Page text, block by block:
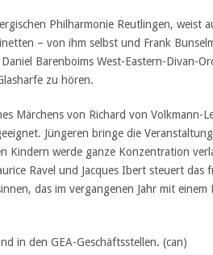
Philharmonie Reutlingen, weist
– von ihm selbst und Frank
Barenboims West-Eastern-Divan-
zu hören.
Märchens von Richard von Volkmann-
Jüngeren bringe die
Kindern werde ganze Konzentration
Ravel und Jacques Ibert steuert das
das im vergangenen Jahr mit einem
in den GEA-Geschäftsstellen. (can)